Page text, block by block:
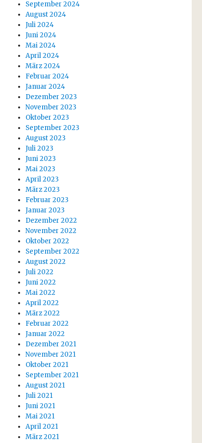
September 2024
August 2024
Juli 2024
Juni 2024
Mai 2024
April 2024
März 2024
Februar 2024
Januar 2024
Dezember 2023
November 2023
Oktober 2023
September 2023
August 2023
Juli 2023
Juni 2023
Mai 2023
April 2023
März 2023
Februar 2023
Januar 2023
Dezember 2022
November 2022
Oktober 2022
September 2022
August 2022
Juli 2022
Juni 2022
Mai 2022
April 2022
März 2022
Februar 2022
Januar 2022
Dezember 2021
November 2021
Oktober 2021
September 2021
August 2021
Juli 2021
Juni 2021
Mai 2021
April 2021
März 2021